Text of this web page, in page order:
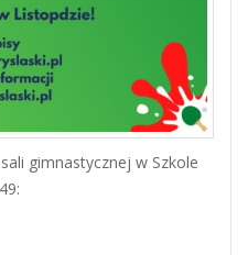
gimnastycznej w Szkole